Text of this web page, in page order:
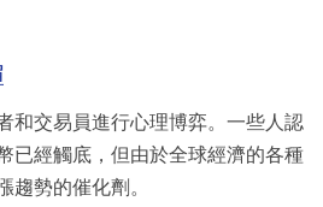
和交易員進行心理博弈。一些人認
已經觸底，但由於全球經濟的各種
趨勢的催化劑。